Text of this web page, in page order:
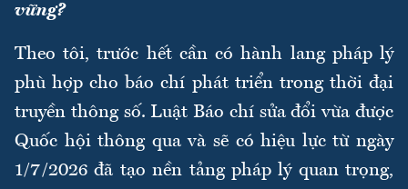
vững?
Theo tôi, trước hết cần có hành lang pháp lý
phù hợp cho báo chí phát triển trong thời đại
truyền thông số. Luật Báo chí sửa đổi vừa được
Quốc hội thông qua và sẽ có hiệu lực từ ngày
1/7/2026 đã tạo nền tảng pháp lý quan trọng,